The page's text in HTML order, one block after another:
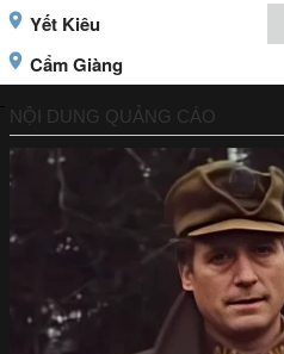
Yết Kiêu
Cẩm Giàng